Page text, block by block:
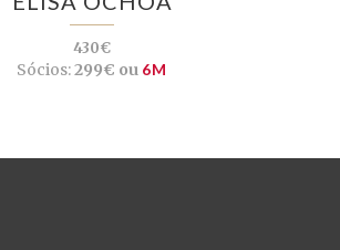
430€
Sócios:299€ ou 6M